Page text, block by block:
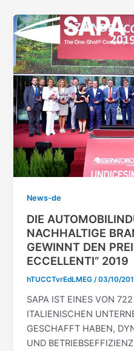
contenuto
News-de
DIE
NACHHALTIGE
GEWINNT DEN
ECCELLENTI“ 2019
hTUCCTvrEdLMEG /03/10/
SAPA IST EINES VON
ITALIENISCHEN
GESCHAFFT HABEN,
UND